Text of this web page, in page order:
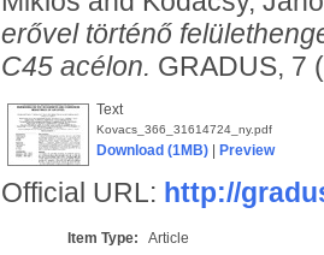
erővel történő
C45 acélon. GRADUS, 7
Text
Kovacs_366_31614724_ny.pdf
Download (1MB)| Preview
Official URL: http://
Item Type:
Article